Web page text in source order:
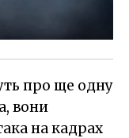
про ще одну
вони
на кадрах